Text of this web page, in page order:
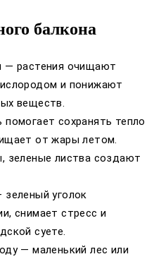
балкона
— растения очищают
и понижают
веществ.
сохранять тепло
от жары летом.
зеленые листва создают
зеленый уголок
снимает стресс и
суете.
— маленький лес или